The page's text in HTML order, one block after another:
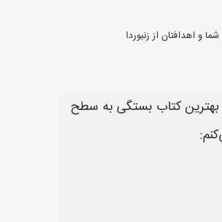
و اهدافتان از زنبوردا
بهترین کتاب بستگی به سطح